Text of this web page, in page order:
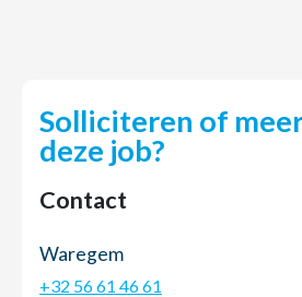
Solliciteren of
deze job?
Contact
Waregem
+32 56 61 46 61